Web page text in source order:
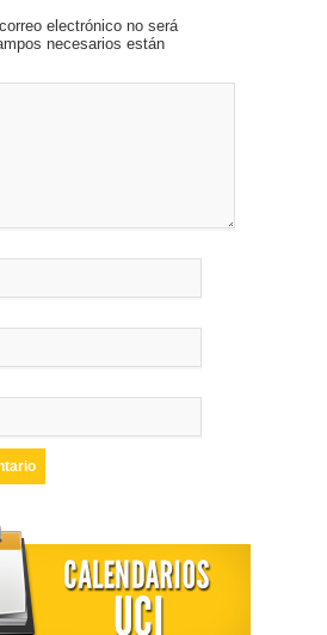
electrónico no será
necesarios están